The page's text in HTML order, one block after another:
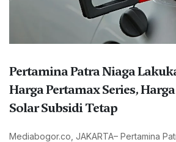
Pertamina Patra Niaga
Harga Pertamax Series,
Solar Subsidi Tetap
Mediabogor.co, JAKARTA– Pertamina